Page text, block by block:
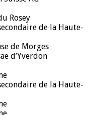
Rosey
de la Haute-
de Morges
d’Yverdon
de la Haute-